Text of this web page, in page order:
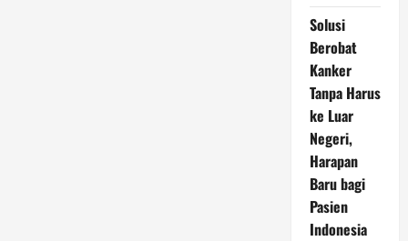
Solusi
Berobat
Kanker
Tanpa Harus
ke Luar
Negeri,
Harapan
Baru bagi
Pasien
Indonesia